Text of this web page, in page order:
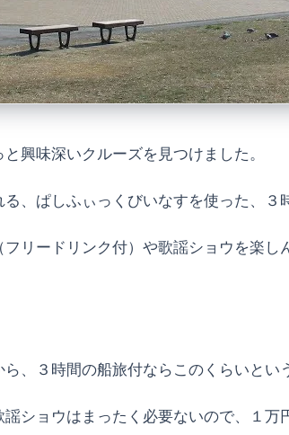
興味深いクルーズを見つけました。
、ぱしふぃっくびいなすを使った、３
リードリンク付）や歌謡ショウを楽
、３時間の船旅付ならこのくらいとい
ショウはまったく必要ないので、１